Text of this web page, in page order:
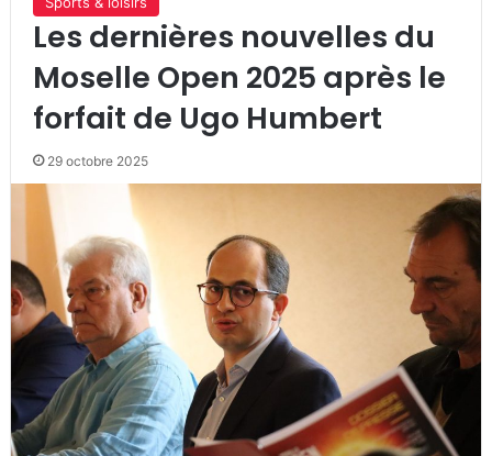
Les dernières nouvelles du
Moselle Open 2025 après le
forfait de Ugo Humbert
29 octobre 2025